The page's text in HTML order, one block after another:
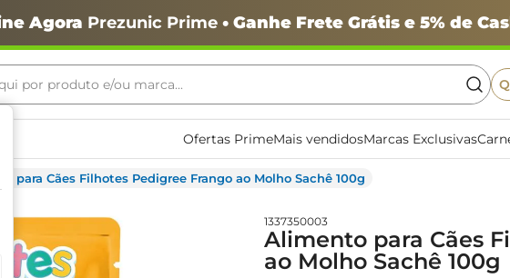
Agora Prezunic Prime• Ganhe Frete Grátis e 5% de
por produto e/ou marca...
Ofertas PrimeMais vendidosMarcas Exclusivas
para Cães Filhotes Pedigree Frango ao Molho Sachê 100g
1337350003
Alimento para Cães
ao Molho Sachê 100g
buscados